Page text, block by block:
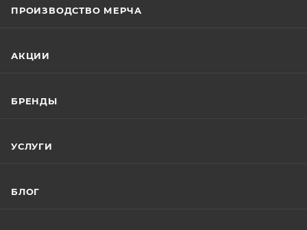
ПРОИЗВОДСТВО МЕРЧА
АКЦИИ
БРЕНДЫ
УСЛУГИ
БЛОГ